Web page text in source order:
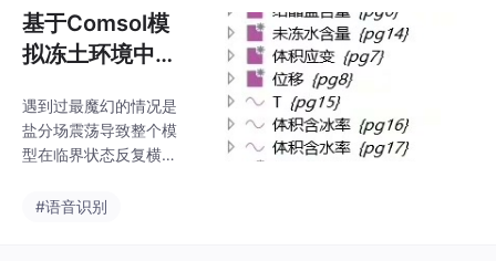
机 分类预测 回归预测2
9.9INFO-LSSVM JSO
A-LSSVM SO-LSSVM
极限学习机 分类预测 回
归预测 29.9SSA-ELM
SMA-ELM PSO-ELM G
基于Comsol模
拟冻土环境中水
耦合过程的数值
分析
遇到过最魔幻的情况是
盐分场震荡导致整个模
型在临界状态反复横
里把时间步长上限压到
#语音识别